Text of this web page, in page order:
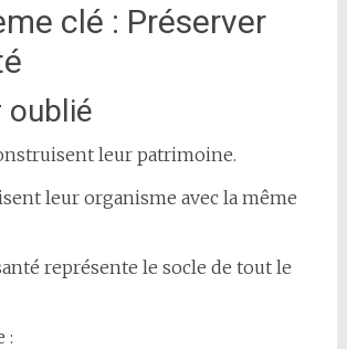
clé : Préserver
oublié
leur patrimoine.
leur organisme avec la même
représente le socle de tout le
: